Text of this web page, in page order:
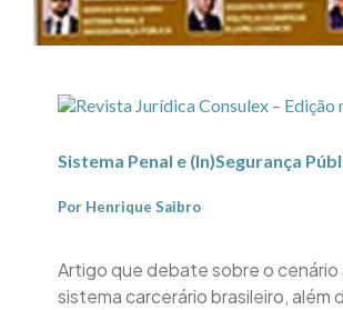
Sistema Penal e (In)Segurança
Por Henrique Saibro
Artigo que debate sobre o cenário
sistema carcerário brasileiro, além